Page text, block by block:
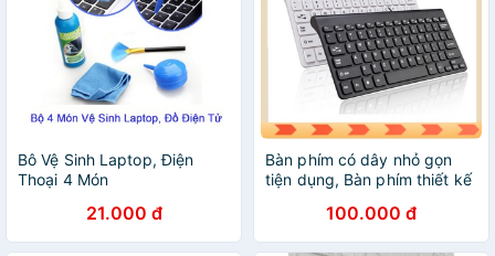
Bô Vệ Sinh Laptop, Điện
Thoại 4 Món
21.000 đ
Bàn phím có dây nhỏ gọn
tiện dụng, Bàn phím thiết kế
phòng, học sinh
100.000 đ